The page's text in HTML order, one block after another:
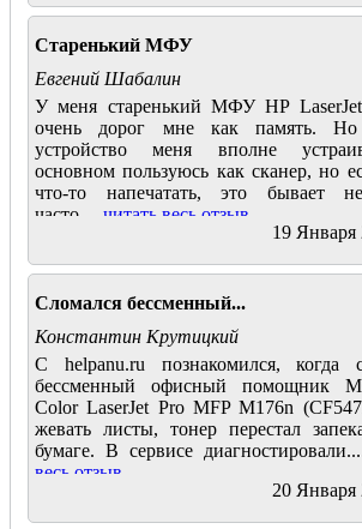
Старенький МФУ
Евгений Шабалин
У меня старенький МФУ HP
очень дорог мне как память.
устройство меня вполне
основном пользуюсь как сканер, но
что-то напечатать, это бывает
часто.... читать весь отзыв
19 Января
Сломался бессменный...
Константин Крутицкий
С helpanu.ru познакомился, когда
бессменный офисный помощник
Color LaserJet Pro MFP M176n
жевать листы, тонер перестал
бумаге. В сервисе
весь отзыв
20 Января